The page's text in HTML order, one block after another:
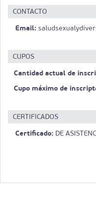
CONTACTO
Email:
CUPOS
Cantidad actual de
Cupo máximo de
CERTIFICADOS
Certificado: DE